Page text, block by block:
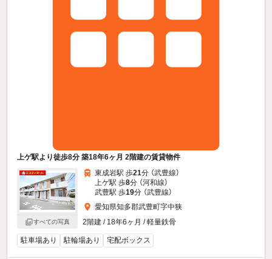
上ゲ駅より徒歩8分 築18年6ヶ月 2階建の賃貸物件
すべての写真
東成岩駅 歩21分 （武豊線）
上ゲ駅 歩8分 （河和線）
武豊駅 歩19分 （武豊線）
愛知県知多郡武豊町字中狭
2階建 / 18年6ヶ月 / 軽量鉄骨
駐車場あり 駐輪場あり 宅配ボックス